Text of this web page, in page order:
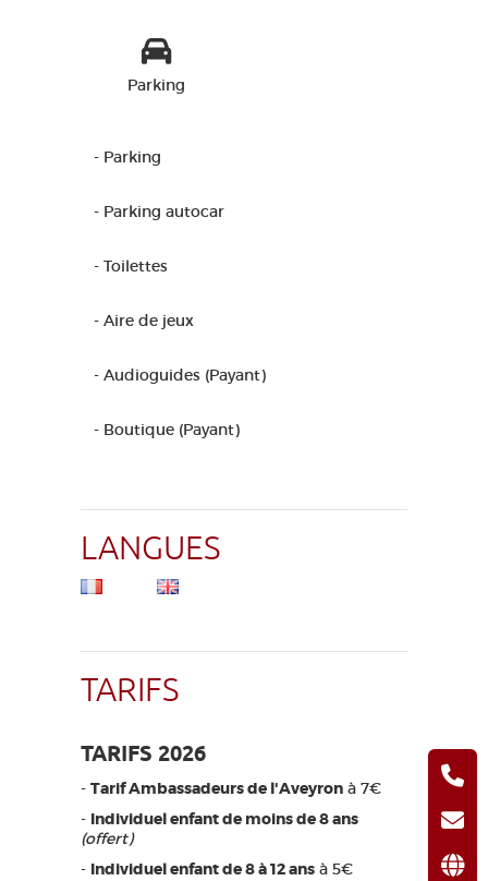
Parking
- Parking
- Parking autocar
- Toilettes
- Aire de jeux
- Audioguides (Payant)
- Boutique (Payant)
LANGUES
TARIFS
TARIFS 2026
- Tarif Ambassadeurs de l'Aveyron à 7€
- Individuel enfant de moins de 8 ans
(offert)
- Individuel enfant de 8 à 12 ans à 5€